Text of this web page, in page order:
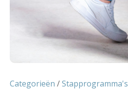
Categorieën /Stapprogramma's